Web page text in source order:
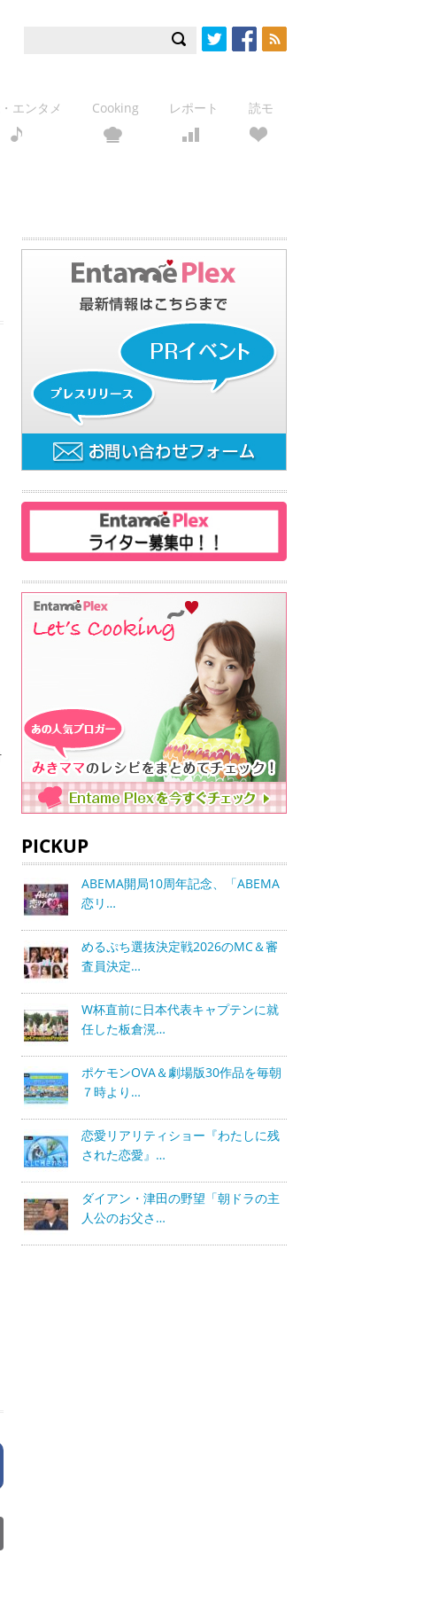
エンタメ Cooking レポート 読モ
PICKUP
ABEMA開局10周年記念、「ABEMA
恋リ…
めるぷち選抜決定戦2026のMC＆審
査員決定…
W杯直前に日本代表キャプテンに就
任した板倉滉…
ポケモンOVA＆劇場版30作品を毎朝
７時より…
恋愛リアリティショー『わたしに残
された恋愛』…
ダイアン・津田の野望「朝ドラの主
人公のお父さ…